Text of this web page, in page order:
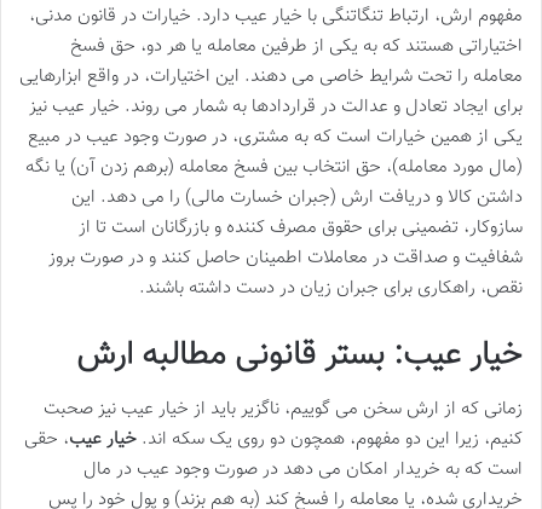
مفهوم ارش، ارتباط تنگاتنگی با خیار عیب دارد. خیارات در قانون مدنی،
اختیاراتی هستند که به یکی از طرفین معامله یا هر دو، حق فسخ
معامله را تحت شرایط خاصی می دهند. این اختیارات، در واقع ابزارهایی
برای ایجاد تعادل و عدالت در قراردادها به شمار می روند. خیار عیب نیز
یکی از همین خیارات است که به مشتری، در صورت وجود عیب در مبیع
(مال مورد معامله)، حق انتخاب بین فسخ معامله (برهم زدن آن) یا نگه
داشتن کالا و دریافت ارش (جبران خسارت مالی) را می دهد. این
سازوکار، تضمینی برای حقوق مصرف کننده و بازرگانان است تا از
شفافیت و صداقت در معاملات اطمینان حاصل کنند و در صورت بروز
نقص، راهکاری برای جبران زیان در دست داشته باشند.
خیار عیب: بستر قانونی مطالبه ارش
زمانی که از ارش سخن می گوییم، ناگزیر باید از خیار عیب نیز صحبت
کنیم، زیرا این دو مفهوم، همچون دو روی یک سکه اند. خیار عیب، حقی
است که به خریدار امکان می دهد در صورت وجود عیب در مال
خریداری شده، یا معامله را فسخ کند (به هم بزند) و پول خود را پس